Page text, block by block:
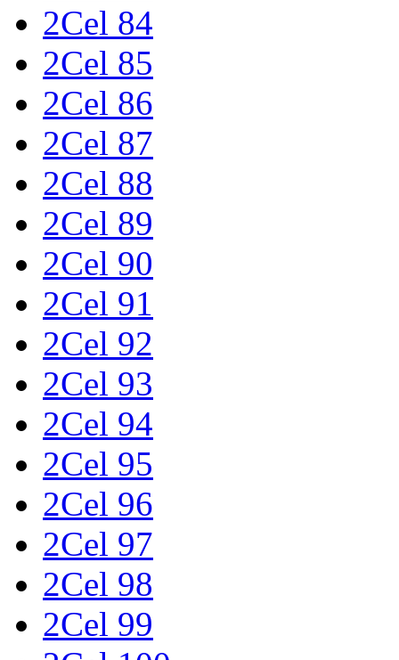
2Cel 84
2Cel 85
2Cel 86
2Cel 87
2Cel 88
2Cel 89
2Cel 90
2Cel 91
2Cel 92
2Cel 93
2Cel 94
2Cel 95
2Cel 96
2Cel 97
2Cel 98
2Cel 99